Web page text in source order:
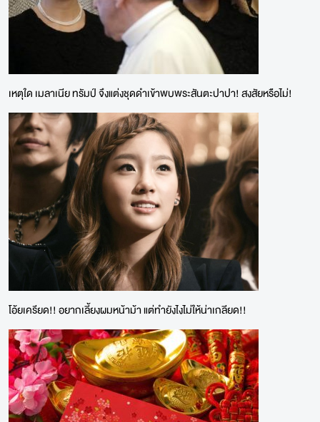
เหตุใด เมลาเนีย ทรัมป์ จึงแต่งชุดดำเข้าพบพระสันตะปาปา! สงสัยหรือไม่!
โอ้ยเครียด!! อยากเลี้ยงผมหน้าม้า แต่ทำยังไงไม่ให้น่าเกลียด!!